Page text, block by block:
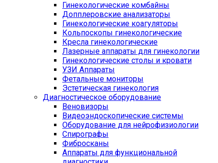
Гинекологические комбайны
Допплеровские анализаторы
Гинекологические коагуляторы
Кольпоскопы гинекологические
Кресла гинекологические
Лазерные аппараты для гинекологии
Гинекологические столы и кровати
УЗИ Аппараты
Фетальные мониторы
Эстетическая гинекология
Диагностическое оборудование
Веновизоры
Видеоэндоскопические системы
Оборудование для нейрофизиологии
Спирографы
Фибросканы
Аппараты для функциональной